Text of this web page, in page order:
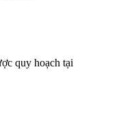
quy hoạch tại